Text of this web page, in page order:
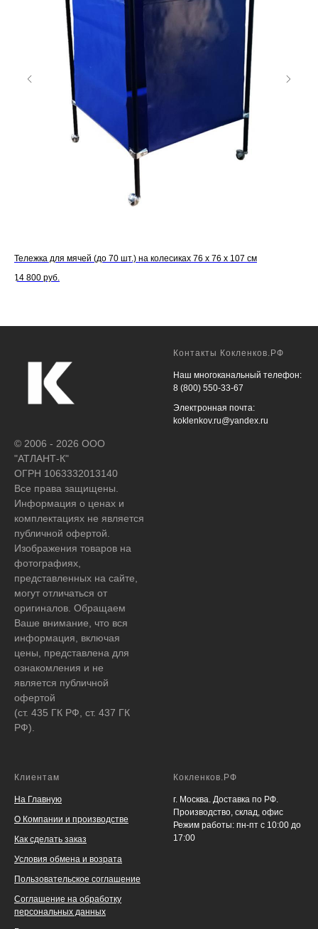
Тележка для мячей (до 70 шт.) на колесиках 76 х 76 х 107 см
14 800 руб.
© 2006 - 2026 ООО
"АТЛАНТ-К"
ОГРН 1063332013140
Все права защищены.
Информация о ценах и
комплектациях не является
публичной офертой.
Изображения товаров на
фотографиях,
представленных на сайте,
могут отличаться от
оригиналов. Обращаем
Ваше внимание, что вся
информация, включая
цены, представлена для
ознакомления и не
является публичной
офертой
(ст. 435 ГК РФ, ст. 437 ГК
РФ).
Контакты Кокленков.РФ
Наш многоканальный телефон:
8 (800) 550-33-67
Электронная почта:
koklenkov.ru@yandex.ru
Клиентам
На Главную
О Компании и производстве
Как сделать заказ
Условия обмена и возрата
Пользовательское соглашение
Соглашение на обработку
персональных данных
Кокленков.РФ
г. Москва. Доставка по РФ.
Производство, склад, офис
Режим работы: пн-пт с 10:00 до
17:00